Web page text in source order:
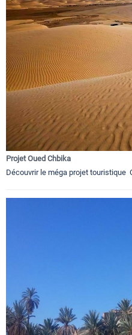
Projet Oued Chbika
Découvrir le méga projet touristique